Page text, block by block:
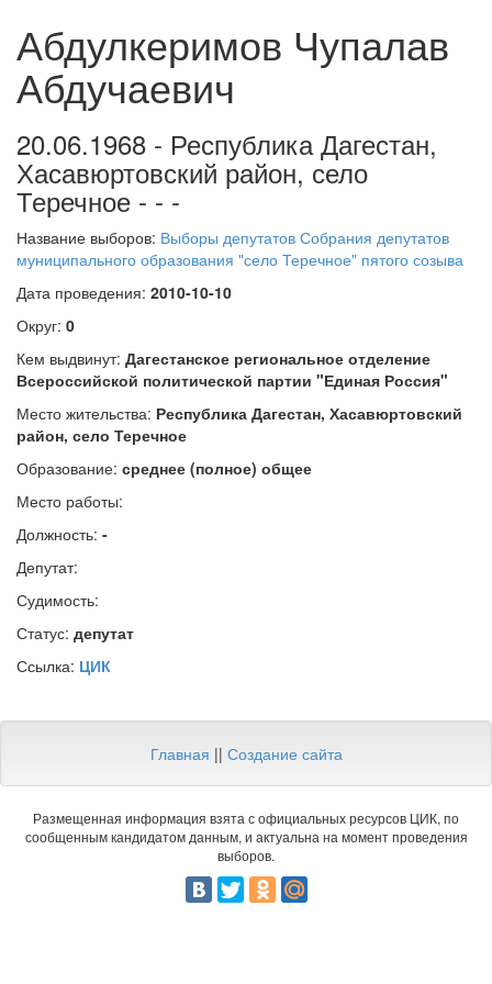
Абдулкеримов Чупалав
Абдучаевич
20.06.1968 - Республика Дагестан,
Хасавюртовский район, село
Теречное - - -
Название выборов: Выборы депутатов Собрания депутатов
муниципального образования "село Теречное" пятого созыва
Дата проведения: 2010-10-10
Округ: 0
Кем выдвинут: Дагестанское региональное отделение
Всероссийской политической партии "Единая Россия"
Место жительства: Республика Дагестан, Хасавюртовский
район, село Теречное
Образование: среднее (полное) общее
Место работы:
Должность: -
Депутат:
Судимость:
Статус: депутат
Ссылка: ЦИК
Главная || Создание сайта
Размещенная информация взята с официальных ресурсов ЦИК, по
сообщенным кандидатом данным, и актуальна на момент проведения
выборов.